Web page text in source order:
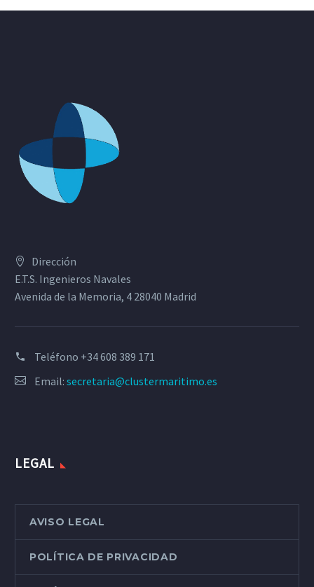
Dirección
E.T.S. Ingenieros Navales
Avenida de la Memoria, 4 28040 Madrid
Teléfono +34 608 389 171
Email: secretaria@clustermaritimo.es
LEGAL
AVISO LEGAL
POLÍTICA DE PRIVACIDAD